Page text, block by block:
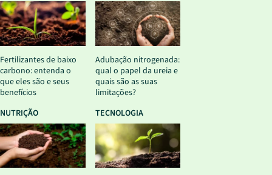
Fertilizantes de baixo
carbono: entenda o
que eles são e seus
benefícios
Adubação nitrogenada:
qual o papel da ureia e
quais são as suas
limitações?
NUTRIÇÃO
TECNOLOGIA